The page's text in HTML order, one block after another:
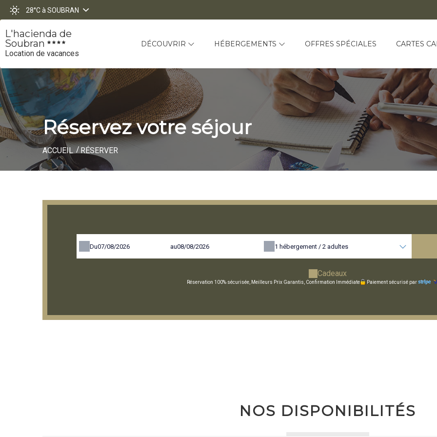
28°Cà SOUBRAN
L'hacienda de
Soubran
Location de vacances
DÉCOUVRIR HÉBERGEMENTS OFFRES SPÉCIALES CARTES
Réservez votre séjour
ACCUEIL RÉSERVER
Du au 1 hébergement / 2 adultes
Cadeaux
Réservation 100% sécurisée, Meilleurs Prix Garantis, Confirmation Immédiate Paiement sécurisé par
NOS DISPONIBILITÉS